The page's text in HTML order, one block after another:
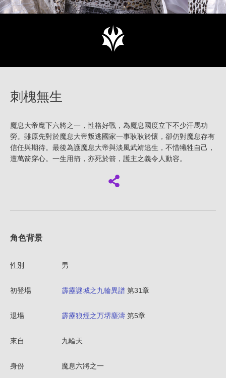
刺槐無生
魔息大帝麾下六將之一，性格好戰，為魔息國度立下不少汗馬功
勞。雖原先對於魔息大帝叛逃國家一事耿耿於懷，卻仍對魔息存有
信任與期待。最後為護魔息大帝與淡風武靖逃生，不惜犧牲自己，
遭萬箭穿心。一生用箭，亦死於箭，護主之義令人動容。
角色背景
性別 男
初登場 霹靂謎城之九輪異譜 第31章
退場 霹靂狼煙之万堺塵濤 第5章
來自 九輪天
身份 魔息六將之一